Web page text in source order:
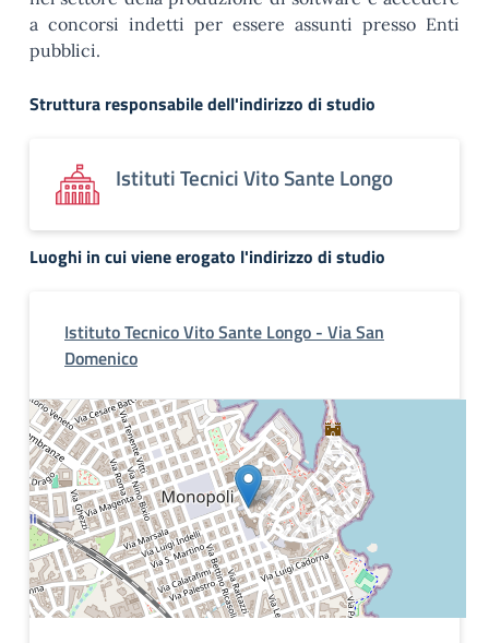
a concorsi indetti per essere assunti presso Enti
pubblici.
Struttura responsabile dell'indirizzo di studio
Istituti Tecnici Vito Sante Longo
Luoghi in cui viene erogato l'indirizzo di studio
Istituto Tecnico Vito Sante Longo - Via San
Domenico